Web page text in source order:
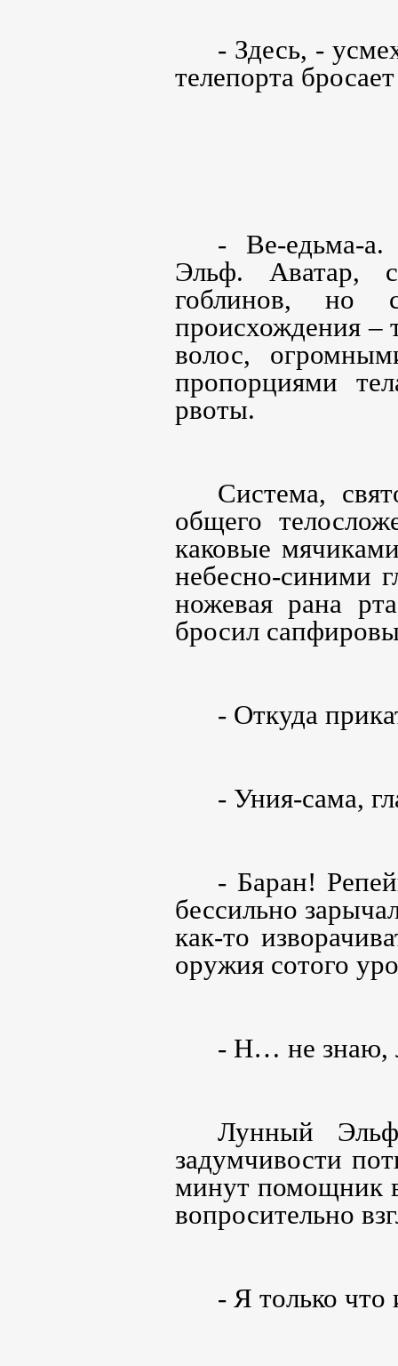
- Здесь, -
телепорта
- Ве-едьма-
Эльф. Аватар,
гоблинов, но
происхождения
волос,
пропорциями
рвоты.
Система,
общего
каковые
небесно-синими
ножевая рана
бросил
- Откуда
- Уния-сама,
- Баран!
бессильно
как-то
оружия сотого
- Н… не знаю,
Лунный
задумчивости
минут помощник
вопросительно
- Я только